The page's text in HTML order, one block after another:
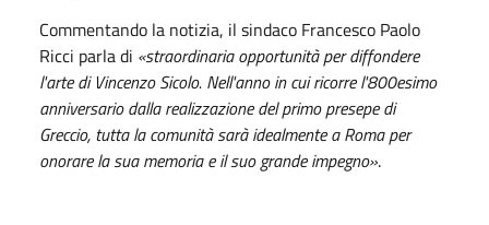
Commentando la notizia, il sindaco Francesco Paolo
Ricci parla di «straordinaria opportunità per diffondere
l'arte di Vincenzo Sicolo. Nell'anno in cui ricorre l'800esimo
anniversario dalla realizzazione del primo presepe di
Greccio, tutta la comunità sarà idealmente a Roma per
onorare la sua memoria e il suo grande impegno».